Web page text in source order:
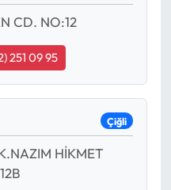
CD. NO:12
251 09 95
Çiğli
HİKMET